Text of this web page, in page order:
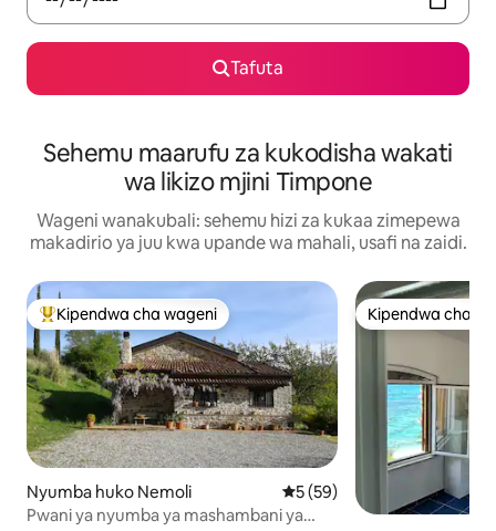
Tafuta
Sehemu maarufu za kukodisha wakati
wa likizo mjini Timpone
Wageni wanakubali: sehemu hizi za kukaa zimepewa
makadirio ya juu kwa upande wa mahali, usafi na zaidi.
Kipendwa maarufu cha wageni
Kipendwa cha wageni
Nyumba huko Nemoli Ukadiriaji wa wastani wa 5
5 (59)
Pwani ya nyumba ya mashambani ya
Kipendwa cha
Kipendwa cha